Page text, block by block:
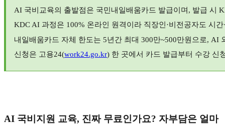
AI 국비교육의 출발점은 국민내일배움카드 발급이며 , 발급 시
KDC AI 과정은 100% 온라인 원격이라 직장인·비전공자도 시간
내일배움카드 자체 한도는 5년간 최대 300만~500만원으로, AI
신청은 고용24(work24.go.kr) 한 곳에서 카드 발급부터 수강 신
AI 국비지원 교육, 진짜 무료인가요? 자부담은 얼마